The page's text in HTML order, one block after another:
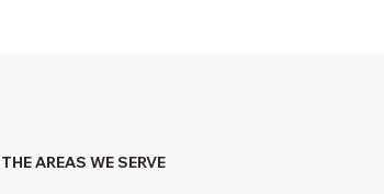
THE AREAS WE SERVE